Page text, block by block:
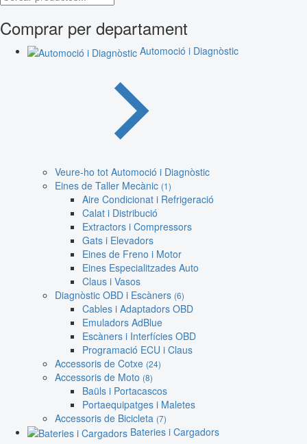
Comprar per departament
Automoció i Diagnòstic
Veure-ho tot Automoció i Diagnòstic
Eines de Taller Mecànic (1)
Aire Condicionat i Refrigeració
Calat i Distribució
Extractors i Compressors
Gats i Elevadors
Eines de Freno i Motor
Eines Especialitzades Auto
Claus i Vasos
Diagnòstic OBD i Escàners (6)
Cables i Adaptadors OBD
Emuladors AdBlue
Escàners i Interfícies OBD
Programació ECU i Claus
Accessoris de Cotxe (24)
Accessoris de Moto (8)
Baüls i Portacascos
Portaequipatges i Maletes
Accessoris de Bicicleta (7)
Bateries i Cargadors